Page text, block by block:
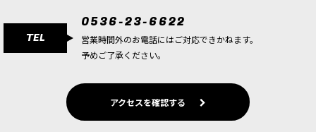
TEL
0536-23-6622
営業時間外のお電話にはご対応できかねます。
予めご了承ください。
アクセスを確認する